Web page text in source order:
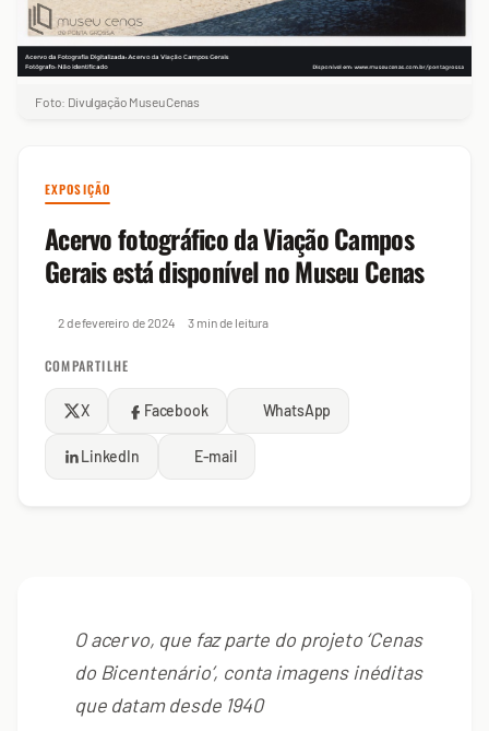
Foto: Divulgação Museu Cenas
EXPOSIÇÃO
Acervo fotográfico da Viação Campos
Gerais está disponível no Museu Cenas
2 de fevereiro de 2024 3 min de leitura
COMPARTILHE
X Facebook WhatsApp
LinkedIn E-mail
O acervo, que faz parte do projeto ‘Cenas
do Bicentenário’, conta imagens inéditas
que datam desde 1940